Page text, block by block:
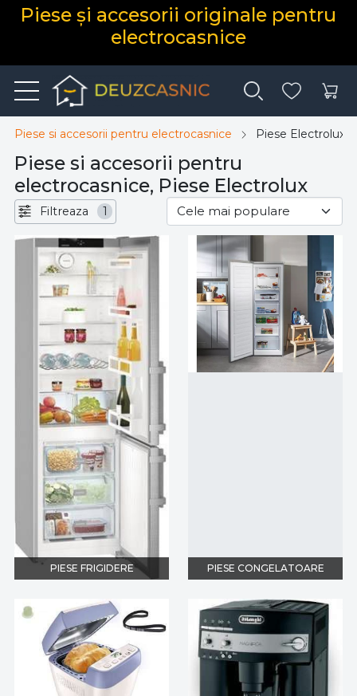
Piese și accesorii originale pentru
electrocasnice
Piese si accesorii pentru electrocasnice Piese Electrolux
Piese si accesorii pentru
electrocasnice, Piese Electrolux
Filtreaza 1
PIESE FRIGIDERE PIESE CONGELATOARE